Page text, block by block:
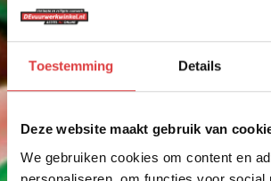
Toestemming Details
Deze website maakt gebruik van
We gebruiken cookies om content en
The Netherlands
€ 4,99
Effect intensiteit